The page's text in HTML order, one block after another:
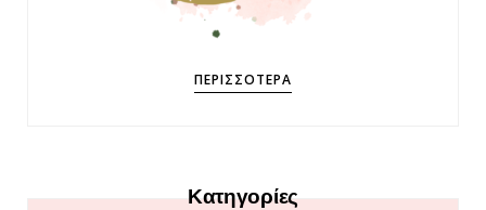
ΠΕΡΙΣΣΌΤΕΡΑ
Κατηγορίες